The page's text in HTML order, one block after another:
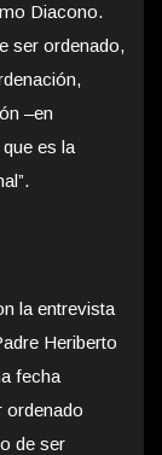
Diacono.
ser ordenado,
–en
es la
la entrevista
Heriberto
fecha
ordenado
de ser